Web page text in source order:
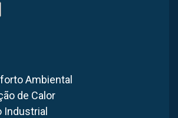
Ambiental
de Calor
Industrial
Ar Filtrado na Indústria?
do Insuflador de Ar com Filtro na
a Ventilação Industrial com Ar